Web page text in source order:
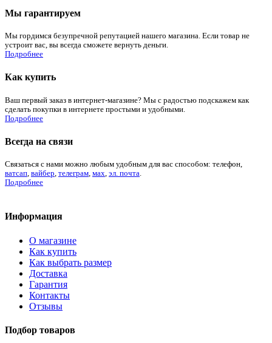
Мы гарантируем
Мы гордимся безупречной репутацией нашего магазина. Если товар не
устроит вас, вы всегда сможете вернуть деньги.
Подробнее
Как купить
Ваш первый заказ в интернет-магазине? Мы с радостью подскажем как
сделать покупки в интернете простыми и удобными.
Подробнее
Всегда на связи
Связаться с нами можно любым удобным для вас способом: телефон,
ватсап, вайбер, телеграм, мах, эл. почта.
Подробнее
Информация
О магазине
Как купить
Как выбрать размер
Доставка
Гарантия
Контакты
Отзывы
Подбор товаров